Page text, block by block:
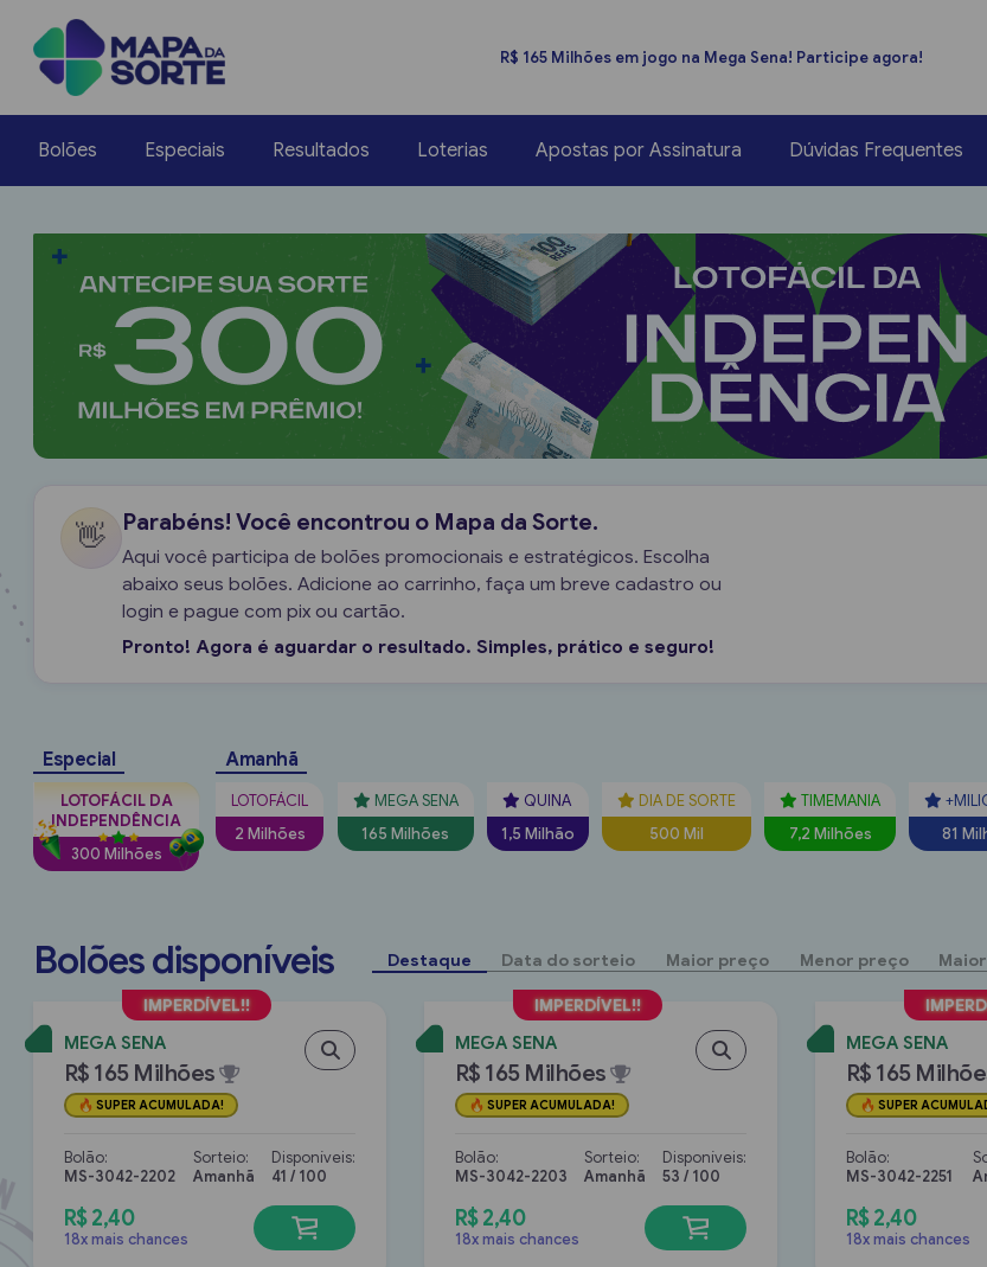
R$ 165 Milhões em jogo na Mega Sena! Participe agora!
Bolões Especiais Resultados Loterias Apostas por Assinatura Dúvidas Frequentes
👋 Parabéns! Você encontrou o Mapa da Sorte.
Aqui você participa de bolões promocionais e estratégicos. Escolha
abaixo seus bolões. Adicione ao carrinho, faça um breve cadastro ou
login e pague com pix ou cartão.
Pronto! Agora é aguardar o resultado. Simples, prático e seguro!
Especial
LOTOFÁCIL DA
INDEPENDÊNCIA
300 Milhões
Amanhã
LOTOFÁCIL
2 Milhões
MEGA SENA
165 Milhões
QUINA
1,5 Milhão
DIA DE SORTE
500 Mil
TIMEMANIA
7,2 Milhões
81
Bolões disponíveis Destaque Data do sorteio Maior preço Menor preço
MEGA SENA
R$ 165 Milhões
SUPER ACUMULADA!
Bolão:
MS-3042-2202
Sorteio:
Amanhã
Disponíveis:
41 / 100
R$ 2,40
18x mais chances
MEGA SENA
R$ 165 Milhões
SUPER ACUMULADA!
Bolão:
MS-3042-2203
Sorteio:
Amanhã
Disponíveis:
53 / 100
R$ 2,40
18x mais chances
MEGA SENA
R$ 165
SUPER
Bolão:
MS-3042-2251
R$ 2,40
18x mais chances